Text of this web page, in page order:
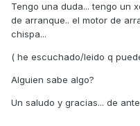
Tengo una duda... tengo un
de arranque.. el motor de
chispa...
( he escuchado/leido q
Alguien sabe algo?
Un saludo y gracias... de